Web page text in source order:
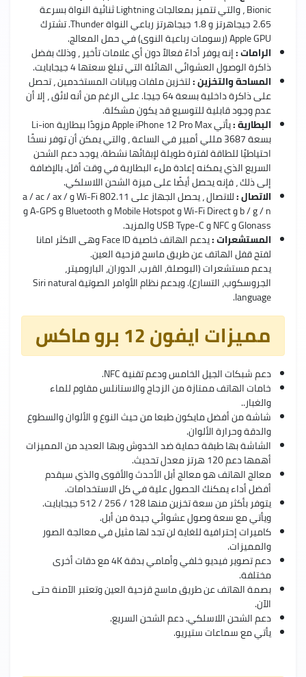
Bionic ، والتي تتميز بمعالجات Lightning ثنائية النواة بسرعة
2.65 جيجاهرتز و 1.8 جيجاهرتز رباعي النواة Thunder. تشترك
Apple GPU (رسومات رباعية النوى) في حمل المعالج.
الرامات :إنه يوفر أداءً فعالاً دون أي علامات تأخير ، وذلك بفضل
ذاكرة الوصول العشوائي الهائلة التي تبلغ سعتها 4 جيجابايت.
المساحة والتخزين :لتخزين ملفات وبيانات المستخدمين ، تحصل
على ذاكرة داخلية بسعة 64 جيجا. على الرغم من أنه لائق ، إلا أن
عدم وجود قابلية للتوسيع قد يكون مشكلة.
البطارية :
يأتي Apple iPhone 12 Pro Max مزودًا ببطارية Li-ion
بسعة 3687 مللي أمبير في الساعة ، والتي يمكن أن توفر نسخًا
احتياطيًا للطاقة لفترة طويلة لإبقائها نشطة. يوجد دعم الشحن
السريع الذي يمكنه إعادة ملء البطارية في وقت أقل. بالإضافة
إلى ذلك ، فإنه يحصل أيضًا على ميزة الشحن اللاسلكي.
الاتصال :
للاتصال ، يحصل الجهاز على Wi-Fi 802.11 و a / ac / ax /
b / g / n و Wi-Fi Direct و Mobile Hotspot و Bluetooth و A-GPS و
Glonass و NFC و USB Type-C والمزيد.
المستشعرات :
يدعم الهاتف خاصية Face ID وهى الاكثر امانا
لفتح قفل الهاتف عن طريق ماسح قزحية العين.
يدعم مستشعرات (البوصلة، القرب، الدوران، الباروميتر،
الجروسكوب، التسارع). ويدعم نظام الأوامر الصوتية Siri natural
language.
مميزات ايفون 12 برو ماكس
دعم شبكات الجيل الخامس ودعم تقنية NFC.
خامات الهاتف ممتازة من الزجاج والاستانلس مقاوم للماء
والغبار..
شاشة من أفضل مايكون طبعا من حيث النوع و الألوان والسطوع
والدقة وحرارة الألوان.
الشاشة بها طبقة حماية ضد الخدوش وبها العديد من المميزات
أهمها دعم 120 هرتز معدل تحديث.
معالج الهاتف هو معالج أبل الأحدث والأقوى والذي سيقدم
أفضل أداء يمكنك الحصول علية في كل الاستخدامات.
يتوفر بأكثر من سعة تخزين منها 128 / 256 / 512 جيجابايت.
ويأتي مع سعة وصول عشوائي جيدة من أبل.
كاميرات إحترافية للغاية لن تجد لها مثيل في معالجة الصور
والمميزات.
دعم تصوير فيديو خلفي وأمامي بدقة 4K مع دقات أخرى
مختلفة.
بصمة الهاتف عن طريق ماسح قزحية العين وتعتبر الآمنة حتى
الآن.
دعم الشحن اللاسلكي. دعم الشحن السريع.
يأتي مع سماعات ستيريو.